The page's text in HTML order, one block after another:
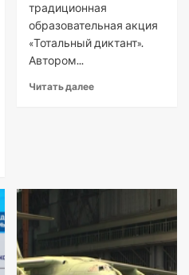
традиционная
образовательная акция
«Тотальный диктант».
Автором...
Читать далее